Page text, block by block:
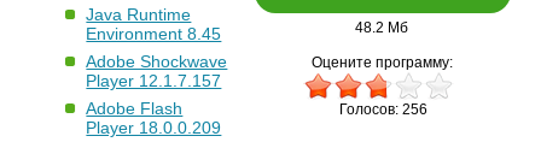
Java Runtime
Environment 8.45
Adobe Shockwave
Player 12.1.7.157
Adobe Flash
Player 18.0.0.209
48.2 Мб
Оцените программу:
Голосов: 256